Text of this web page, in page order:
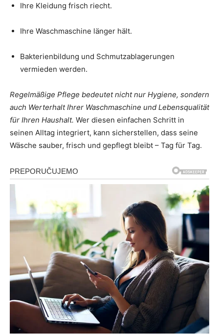
Ihre Kleidung frisch riecht.
Ihre Waschmaschine länger hält.
Bakterienbildung und Schmutzablagerungen
vermieden werden.
Regelmäßige Pflege bedeutet nicht nur Hygiene, sondern
auch Werterhalt Ihrer Waschmaschine und Lebensqualität
für Ihren Haushalt. Wer diesen einfachen Schritt in
seinen Alltag integriert, kann sicherstellen, dass seine
Wäsche sauber, frisch und gepflegt bleibt – Tag für Tag.